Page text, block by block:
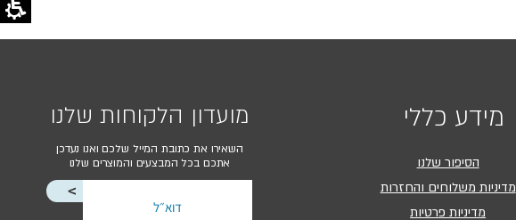
מועדון הלקוחות שלנו
השאירו את כתובת המייל שלכם ואנו נעדכן
אתכם בכל המבצעים והמוצרים שלנו
<
מידע כללי
הסיפור שלנו
מדיניות משלוחים והחזרות
מדיניות פרטיות